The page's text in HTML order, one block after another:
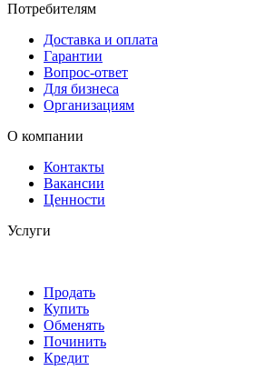
Потребителям
Доставка и оплата
Гарантии
Вопрос-ответ
Для бизнеса
Организациям
О компании
Контакты
Вакансии
Ценности
Услуги
Продать
Купить
Обменять
Починить
Кредит